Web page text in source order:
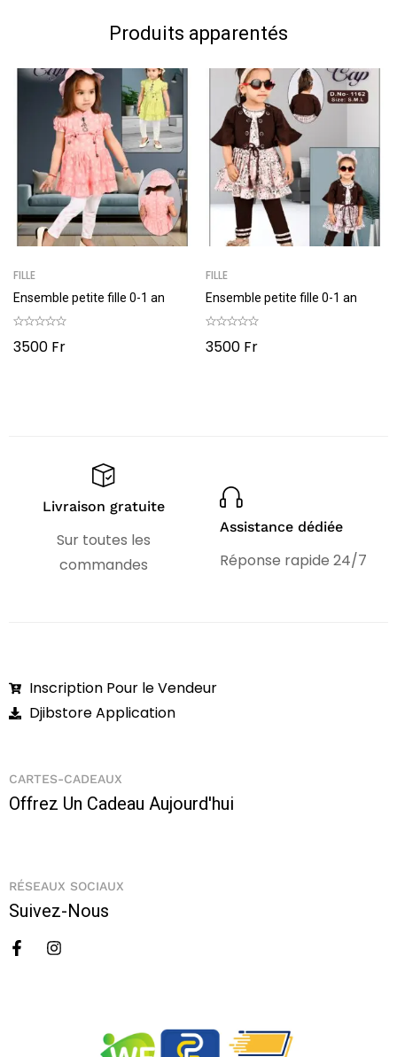
Il n'y a pas encore de commentaires.
Aucune question n'a été trouvée.
Produits apparentés
FILLE
Ensemble petite fille 0-1 an
3500 Fr
FILLE
Ensemble petite fille 0-1 an
3500 Fr
Livraison gratuite
Sur toutes les
commandes
Assistance dédiée
Réponse rapide 24/7
Inscription Pour le Vendeur
Djibstore Application
CARTES-CADEAUX
Offrez Un Cadeau Aujourd'hui
RÉSEAUX SOCIAUX
Suivez-Nous